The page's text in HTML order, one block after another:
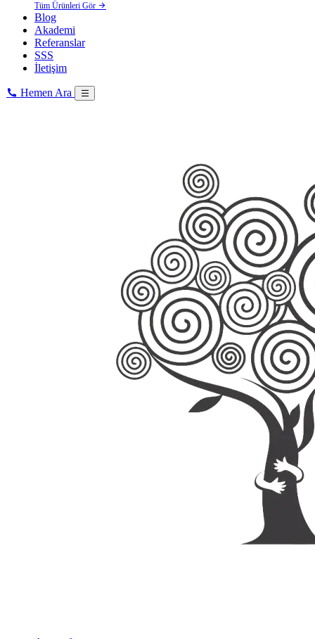
Tüm Ürünleri Gör
Blog
Akademi
Referanslar
SSS
İletişim
Hemen Ara